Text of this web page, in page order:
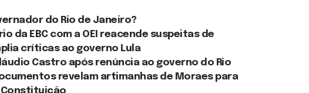
do Rio de Janeiro?
da EBC com a OEI reacende suspeitas de
críticas ao governo Lula
Castro após renúncia ao governo do Rio
revelam artimanhas de Moraes para